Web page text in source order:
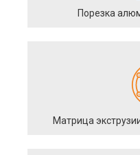
Порезка
Матрица